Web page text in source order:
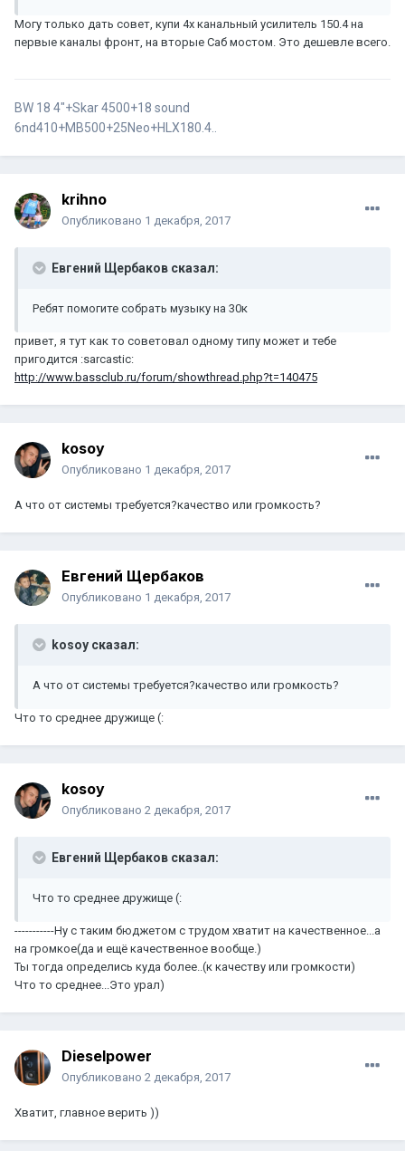
Могу только дать совет, купи 4х канальный усилитель 150.4 на
первые каналы фронт, на вторые Саб мостом. Это дешевле всего.
BW 18 4"+Skar 4500+18 sound
6nd410+MB500+25Neo+HLX180.4..
krihno
Опубликовано 1 декабря, 2017
Евгений Щербаков сказал:
Ребят помогите собрать музыку на 30к
привет, я тут как то советовал одному типу может и тебе
пригодится :sarcastic:
http://www.bassclub.ru/forum/showthread.php?t=140475
kosoy
Опубликовано 1 декабря, 2017
А что от системы требуется?качество или громкость?
Евгений Щербаков
Опубликовано 1 декабря, 2017
kosoy сказал:
А что от системы требуется?качество или громкость?
Что то среднее дружище (:
kosoy
Опубликовано 2 декабря, 2017
Евгений Щербаков сказал:
Что то среднее дружище (:
-----------Ну с таким бюджетом с трудом хватит на качественное...а
на громкое(да и ещё качественное вообще.)
Ты тогда определись куда более..(к качеству или громкости)
Что то среднее...Это урал)
Dieselpower
Опубликовано 2 декабря, 2017
Хватит, главное верить ))